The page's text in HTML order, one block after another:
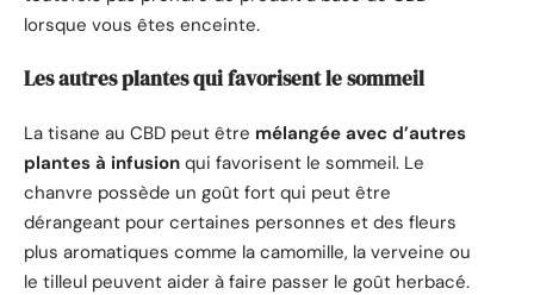
lorsque vous êtes enceinte.
Les autres plantes qui favorisent le sommeil
La tisane au CBD peut être mélangée avec d’autres
plantes à infusion qui favorisent le sommeil. Le
chanvre possède un goût fort qui peut être
dérangeant pour certaines personnes et des fleurs
plus aromatiques comme la camomille, la verveine ou
le tilleul peuvent aider à faire passer le goût herbacé.